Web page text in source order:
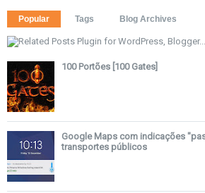
Popular Tags Blog Archives
100 Portões [100 Gates]
Google Maps com indicações
transportes públicos